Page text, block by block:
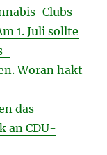
Clubs
1. Juli sollte
Woran hakt
das
an CDU-